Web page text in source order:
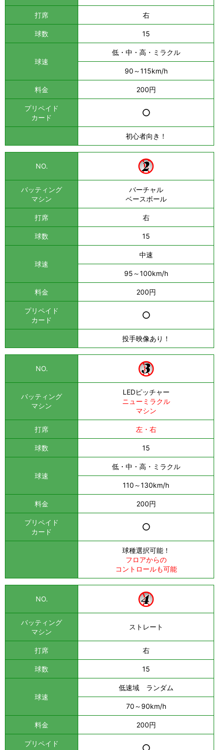
打席 右
球数 15
球速
低・中・高・ミラクル
90～115km/h
料金 200円
プリペイド
カード
○
初心者向き！
NO.
バッティング
マシン
バーチャル
ベースボール
打席 右
球数 15
球速
中速
95～100km/h
料金 200円
プリペイド
カード
○
投手映像あり！
NO.
バッティング
マシン
LEDピッチャー
ニューミラクル
マシン
打席 左・右
球数 15
球速
低・中・高・ミラクル
110～130km/h
料金 200円
プリペイド
カード
○
球種選択可能！
フロアからの
コントロールも可能
NO.
バッティング
マシン
ストレート
打席 右
球数 15
球速
低速域 ランダム
70～90km/h
料金 200円
プリペイド